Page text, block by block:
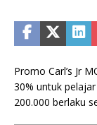
Promo Carl’s Jr
30% untuk
200.000 berlaku